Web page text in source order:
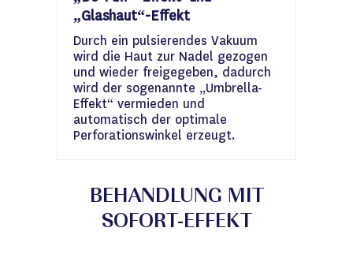
„Glashaut“-Effekt
Durch ein pulsierendes Vakuum
wird die Haut zur Nadel gezogen
und wieder freigegeben, dadurch
wird der sogenannte „Umbrella-
Effekt“ vermieden und
automatisch der optimale
Perforationswinkel erzeugt.
BEHANDLUNG MIT
SOFORT-EFFEKT